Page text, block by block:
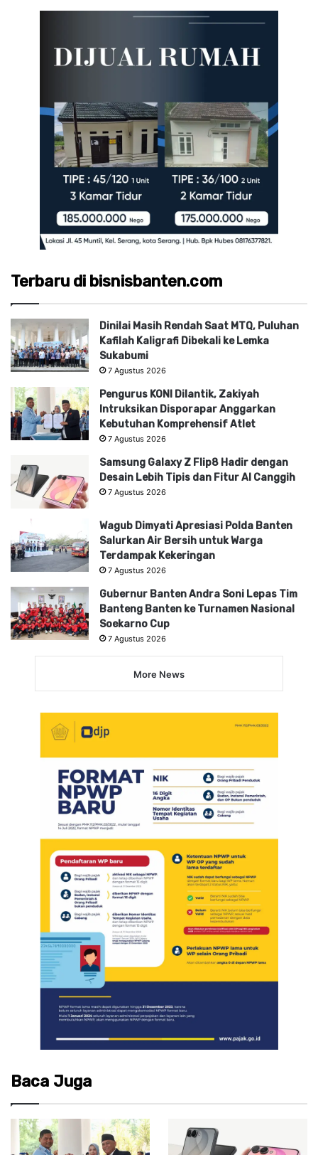
Terbaru di bisnisbanten.com
Dinilai Masih Rendah Saat MTQ, Puluhan
Kafilah Kaligrafi Dibekali ke Lemka
Sukabumi
7 Agustus 2026
Pengurus KONI Dilantik, Zakiyah
Intruksikan Disporapar Anggarkan
Kebutuhan Komprehensif Atlet
7 Agustus 2026
Samsung Galaxy Z Flip8 Hadir dengan
Desain Lebih Tipis dan Fitur AI Canggih
7 Agustus 2026
Wagub Dimyati Apresiasi Polda Banten
Salurkan Air Bersih untuk Warga
Terdampak Kekeringan
7 Agustus 2026
Gubernur Banten Andra Soni Lepas Tim
Banteng Banten ke Turnamen Nasional
Soekarno Cup
7 Agustus 2026
More News
Baca Juga